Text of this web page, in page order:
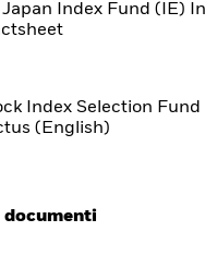
Japan Index Fund (IE)
Index Selection Fund
(English)